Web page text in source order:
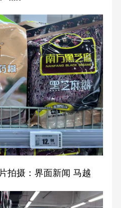
拍摄：界面新闻 马越